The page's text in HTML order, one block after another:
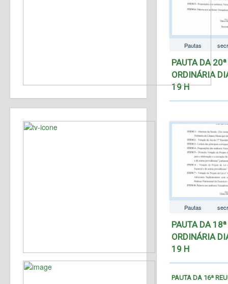
Pautas
PAUTA DA
ORDINÁRIA
19 H
Pautas
PAUTA DA
ORDINÁRIA
19 H
PAUTA DA 16ª